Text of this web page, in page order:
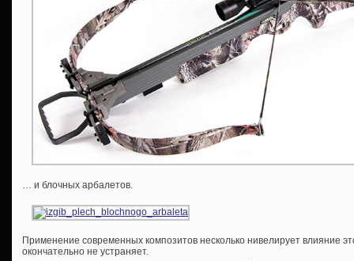
… и блочных арбалетов.
Применение современных композитов несколько нивелирует влияние
окончательно не устраняет.